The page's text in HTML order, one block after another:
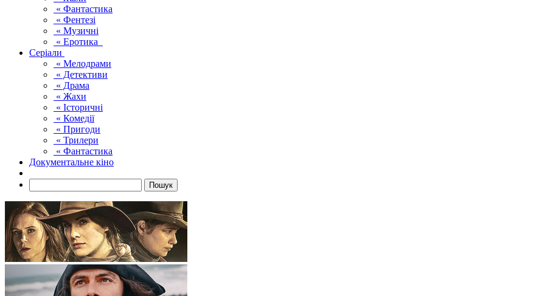
« Фантастика
« Фентезі
« Музичні
« Еротика
Серіали
« Мелодрами
« Детективи
« Драма
« Жахи
« Історичні
« Комедії
« Пригоди
« Трилери
« Фантастика
Документальне кіно
Пошук